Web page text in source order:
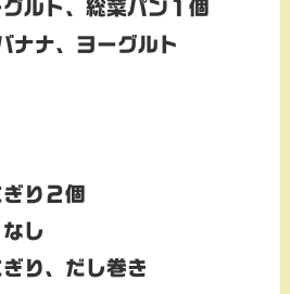
ルト、総菜パン１個
ナナ、ヨーグルト
り２個
し
り、だし巻き